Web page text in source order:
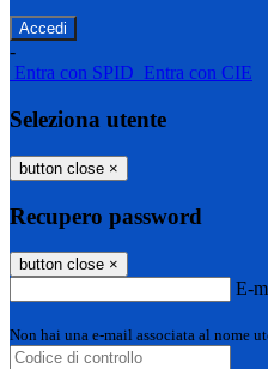
-
Entra con SPID Entra con CIE
Seleziona utente
button close ×
Recupero password
button close ×
E-
Non hai una e-mail associata al nome